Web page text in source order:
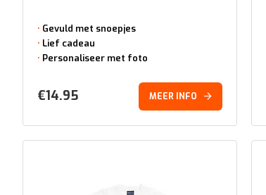
Gevuld met snoepjes
Lief cadeau
Personaliseer met foto
€14.95 MEER INFO